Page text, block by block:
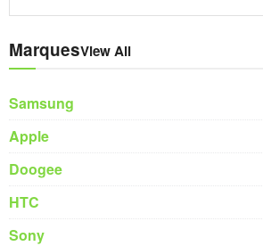
MarquesView All
Samsung
Apple
Doogee
HTC
Sony